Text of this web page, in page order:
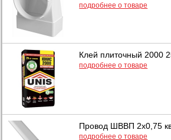
подробнее о товаре
Клей плиточный 2000
подробнее о товаре
Провод ШВВП 2х0,75
подробнее о товаре